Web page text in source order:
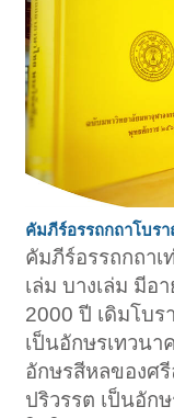
คัมภีร์อรรถกถาโบร
คัมภีร์อรรถกถา
เล่ม บางเล่ม มีอ
2000 ปี เดิมโบ
เป็นอักษรเทวนา
อักษรสีหลของศ
ปริวรรต เป็นอัก